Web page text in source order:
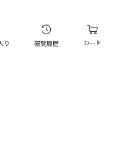
り 閲覧履歴 カート